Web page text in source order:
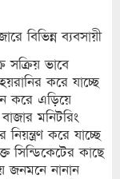
বিভিন্ন ব্যবসায়ী
সক্রিয় ভাবে
করে যাচ্ছে
করে এড়িয়ে
মনিটরিং
করে যাচ্ছে
সিন্ডিকেটের কাছে
জনমনে নানান